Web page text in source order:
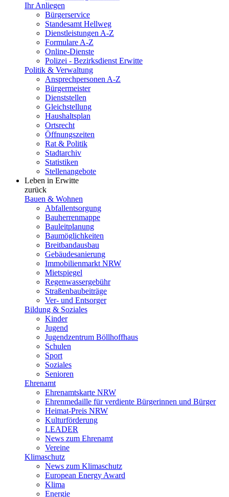
Ihr Anliegen
Bürgerservice
Standesamt Hellweg
Dienstleistungen A-Z
Formulare A-Z
Online-Dienste
Polizei - Bezirksdienst Erwitte
Politik & Verwaltung
Ansprechpersonen A-Z
Bürgermeister
Dienststellen
Gleichstellung
Haushaltsplan
Ortsrecht
Öffnungszeiten
Rat & Politik
Stadtarchiv
Statistiken
Stellenangebote
Leben in Erwitte
zurück
Bauen & Wohnen
Abfallentsorgung
Bauherrenmappe
Bauleitplanung
Baumöglichkeiten
Breitbandausbau
Gebäudesanierung
Immobilienmarkt NRW
Mietspiegel
Regenwassergebühr
Straßenbaubeiträge
Ver- und Entsorger
Bildung & Soziales
Kinder
Jugend
Jugendzentrum Böllhoffhaus
Schulen
Sport
Soziales
Senioren
Ehrenamt
Ehrenamtskarte NRW
Ehrenmedaille für verdiente Bürgerinnen und Bürger
Heimat-Preis NRW
Kulturförderung
LEADER
News zum Ehrenamt
Vereine
Klimaschutz
News zum Klimaschutz
European Energy Award
Klima
Energie